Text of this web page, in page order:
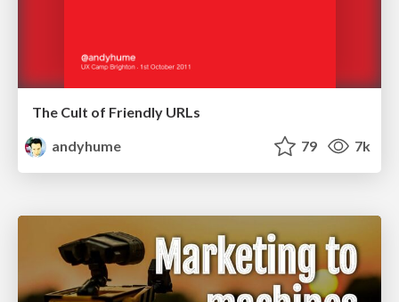
The Cult of Friendly URLs
andyhume
79 7k